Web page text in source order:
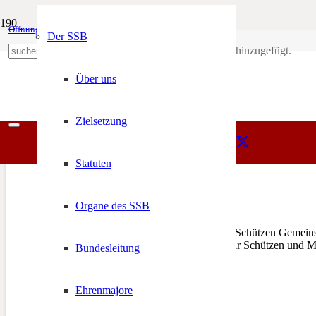
Öffnungszeiten
+39 0471 974 078 wurde deinem Warenkorb hinzugefügt.
Der SSB
Über uns
Zielsetzung
Statuten
Organe des SSB
Bundesleitung
Ehrenmajore
gemeinsam
SSB
Jetzt geht’s wieder los – wir Schützen
Alltagsleben einkehrt und wir Schützen und